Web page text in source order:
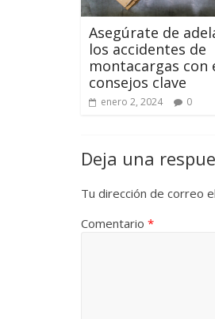
Asegúrate de
los accidentes de
montacargas con
consejos clave
enero 2, 2024 0
Deja una
Tu dirección de correo
Comentario *